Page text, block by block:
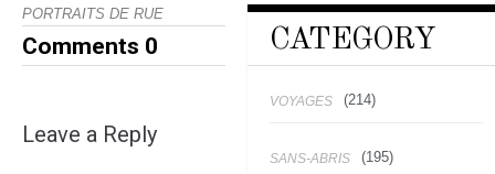
PORTRAITS DE RUE
Comments 0
Leave a Reply
CATEGORY
VOYAGES (214)
SANS-ABRIS (195)